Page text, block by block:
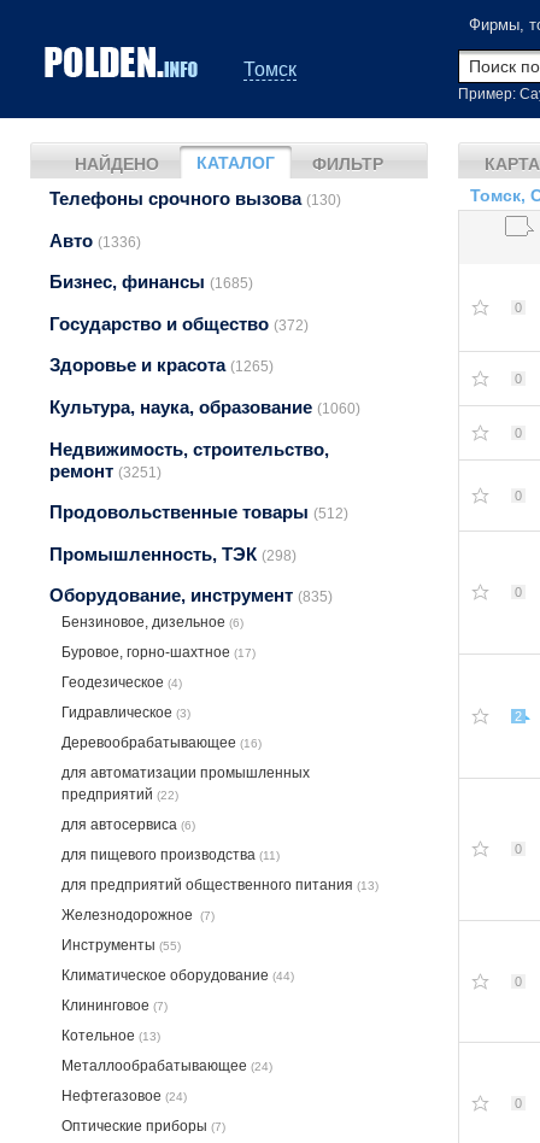
Томск
Фирмы,
Пример:
НАЙДЕНО КАТАЛОГ ФИЛЬТР
Телефоны срочного вызова (130)
Авто (1336)
Бизнес, финансы (1685)
Государство и общество (372)
Здоровье и красота (1265)
Культура, наука, образование (1060)
Недвижимость, строительство,
ремонт (3251)
Продовольственные товары (512)
Промышленность, ТЭК (298)
Оборудование, инструмент (835)
Бензиновое, дизельное (6)
Буровое, горно-шахтное (17)
Геодезическое (4)
Гидравлическое (3)
Деревообрабатывающее (16)
для автоматизации промышленных
предприятий (22)
для автосервиса (6)
для пищевого производства (11)
для предприятий общественного питания (13)
Железнодорожное (7)
Инструменты (55)
Климатическое оборудование (44)
Клининговое (7)
Котельное (13)
Металлообрабатывающее (24)
Нефтегазовое (24)
Оптические приборы (7)
КАРТА
Томск,
0
0
0
0
0
2
0
0
0